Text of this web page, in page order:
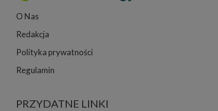
O Nas
Redakcja
Polityka prywatności
Regulamin
PRZYDATNE LINKI